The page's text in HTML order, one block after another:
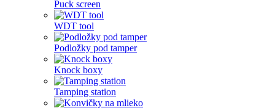
Puck screen
WDT tool
Podložky pod tamper
Knock boxy
Tamping station